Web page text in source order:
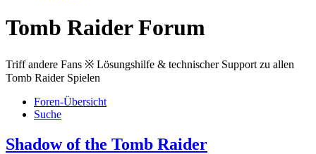
Tomb Raider Forum
Triff andere Fans ※ Lösungshilfe & technischer Support zu allen
Tomb Raider Spielen
Foren-Übersicht
Suche
Shadow of the Tomb Raider